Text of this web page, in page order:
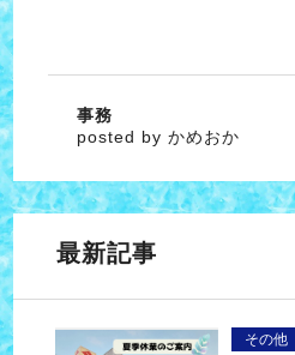
事務
posted by かめおか
最新記事
その他